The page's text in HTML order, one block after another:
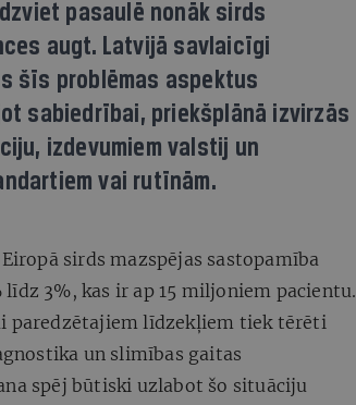
pasaulē nonāk sirds
augt. Latvijā savlaicīgi
šīs problēmas aspektus
sabiedrībai, priekšplānā izvirzās
izdevumiem valstij un
vai rutīnām.
sirds mazspējas sastopamība
3%, kas ir ap 15 miljoniem pacientu.
paredzētajiem līdzekļiem tiek tērēti
un slimības gaitas
spēj būtiski uzlabot šo situāciju